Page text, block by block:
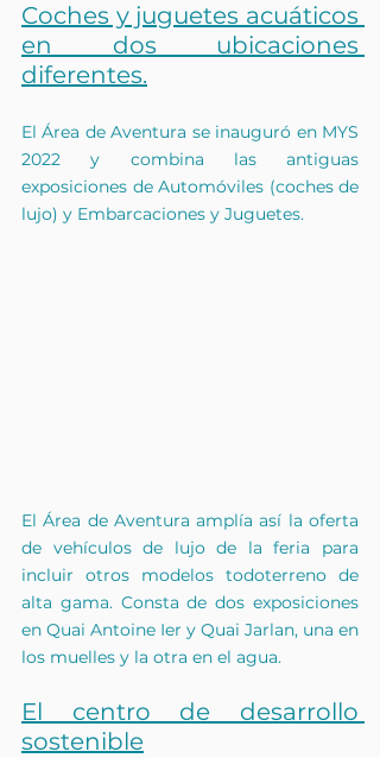
Coches y juguetes acuáticos
en dos ubicaciones
diferentes.
El Área de Aventura se inauguró en MYS
2022 y combina las antiguas
exposiciones de Automóviles (coches de
lujo) y Embarcaciones y Juguetes.
El Área de Aventura amplía así la oferta
de vehículos de lujo de la feria para
incluir otros modelos todoterreno de
alta gama. Consta de dos exposiciones
en Quai Antoine Ier y Quai Jarlan, una en
los muelles y la otra en el agua.
El centro de desarrollo
sostenible